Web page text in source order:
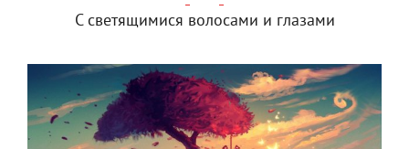
С светящимися волосами и глазами